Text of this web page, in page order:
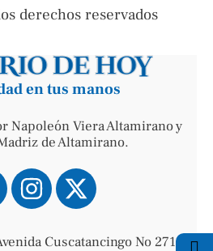
derechos reservados
en tus manos
Napoleón Viera Altamirano y
de Altamirano.
Cuscatancingo No 271